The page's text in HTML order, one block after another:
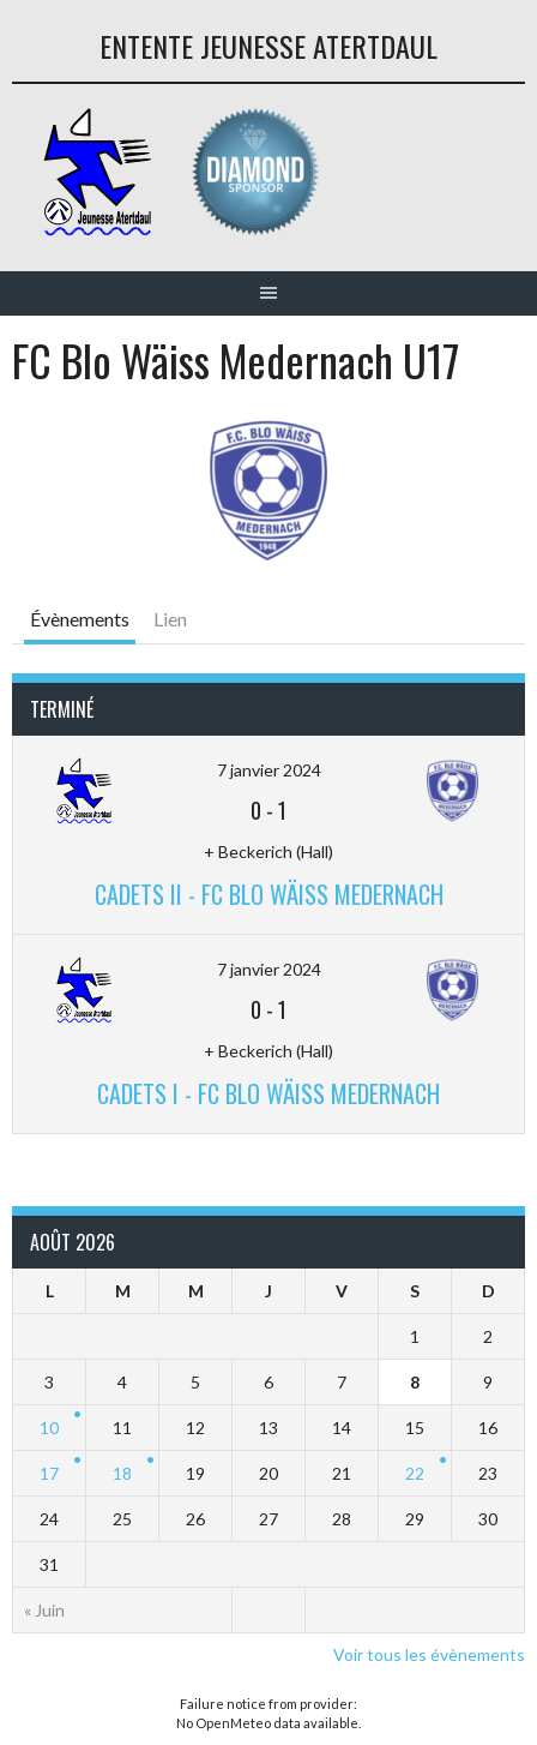
ENTENTE JEUNESSE ATERTDAUL
FC Blo Wäiss Medernach U17
Évènements Lien
TERMINÉ
7 janvier 2024
0 -1
+ Beckerich (Hall)
CADETS II - FC BLO WÄISS MEDERNACH
7 janvier 2024
0 -1
+ Beckerich (Hall)
CADETS I - FC BLO WÄISS MEDERNACH
AOÛT 2026
L M M J V S D
« Juin
1 2
3 4 5 6 7 8 9
10 11 12 13 14 15 16
17 18 19 20 21 22 23
24 25 26 27 28 29 30
31
Voir tous les évènements
Failure notice from provider:
No OpenMeteo data available.